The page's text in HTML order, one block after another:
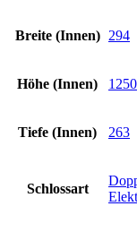
Breite (Innen) 294
Höhe (Innen) 1250
Tiefe (Innen) 263
Schlossart